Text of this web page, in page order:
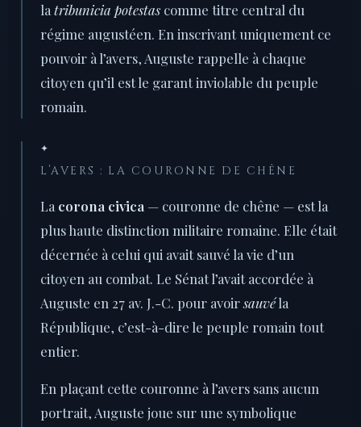
latribunicia potestas comme titre central du
régime augustéen. En inscrivant uniquement ce
pouvoir à l’avers, Auguste rappelle à chaque
citoyen qu’il est le garant inviolable du peuple
romain.
✦
L’AVERS : LA COURONNE DE CHÊNE
Lacorona civica — couronne de chêne — est la
plus haute distinction militaire romaine. Elle était
décernée à celui qui avait sauvé la vie d’un
citoyen au combat. Le Sénat l’avait accordée à
Auguste en 27 av. J.-C. pour avoirsauvéla
République, c’est-à-dire le peuple romain tout
entier.
En plaçant cette couronne à l’avers sans aucun
portrait, Auguste joue sur une symbolique